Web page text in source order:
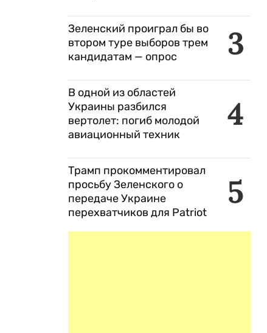
3
Зеленский проиграл бы во
втором туре выборов трем
кандидатам — опрос
4
В одной из областей
Украины разбился
вертолет: погиб молодой
авиационный техник
5
Трамп прокомментировал
просьбу Зеленского о
передаче Украине
перехватчиков для Patriot